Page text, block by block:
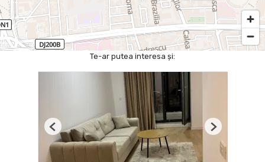
Te-ar putea interesa și:
Previous Next